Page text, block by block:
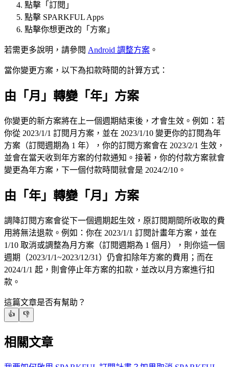
點擊「訂閱」
點擊 SPARKFUL Apps
點擊你想更改的「方案」
若需更多說明，請參閱 Android 調整方案 。
當你變更方案，以下為扣款時間的計算方式：
由「月」轉變「年」方案
你變更的新方案將在上一個週期結束後，才會生效。例如：若
你從 2023/1/1 訂閱月方案，並在 2023/1/10 變更你的訂閱為年
方案（訂閱週期為 1 年），你的訂閱方案會在 2023/2/1 生效，
並會在當天收到年方案的付款通知。接著，你的付款方案就會
變更為年方案，下一個付款時間就會是 2024/2/10。
由「年」轉變「月」方案
調降訂閱方案會從下一個週期起生效，原訂閱期間所收取的費
用將無法退款。例如：你在 2023/1/1 訂閱計畫年方案，並在
1/10 取消或調整為月方案（訂閱週期為 1 個月），則你這一個
週期（2023/1/1~2023/12/31）仍會扣除年方案的費用；而在
2024/1/1 起，則會停止年方案的扣款，並改以月方案進行扣
款。
這篇文章是否有幫助？
👍 👎
相關文章